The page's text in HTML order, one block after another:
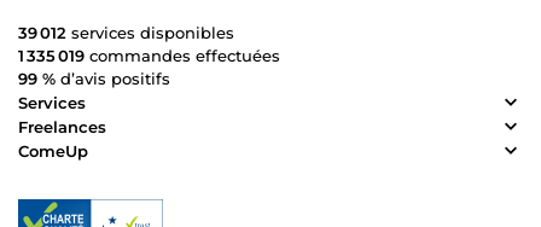
39 012 services disponibles
1 335 019 commandes effectuées
99 % d’avis positifs
Services
Freelances
ComeUp